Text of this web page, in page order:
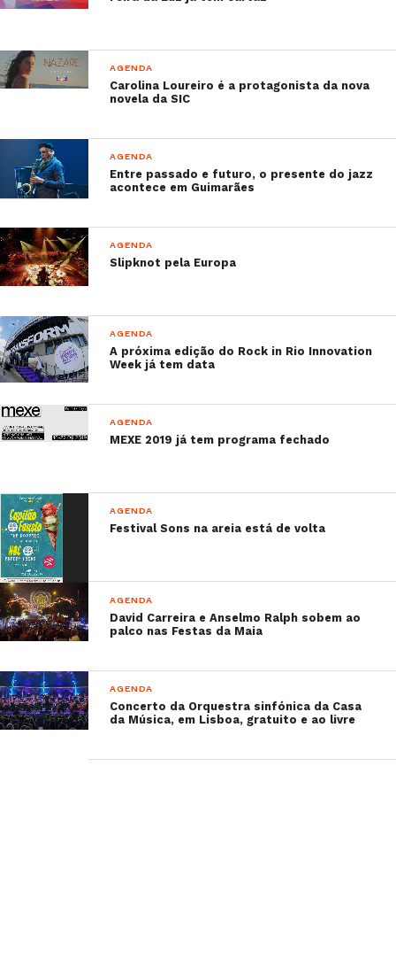
AGENDA
Carolina Loureiro é a protagonista da nova
novela da SIC
AGENDA
Entre passado e futuro, o presente do jazz
acontece em Guimarães
AGENDA
Slipknot pela Europa
AGENDA
A próxima edição do Rock in Rio Innovation
Week já tem data
AGENDA
MEXE 2019 já tem programa fechado
AGENDA
Festival Sons na areia está de volta
AGENDA
David Carreira e Anselmo Ralph sobem ao
palco nas Festas da Maia
AGENDA
Concerto da Orquestra sinfónica da Casa
da Música, em Lisboa, gratuito e ao livre